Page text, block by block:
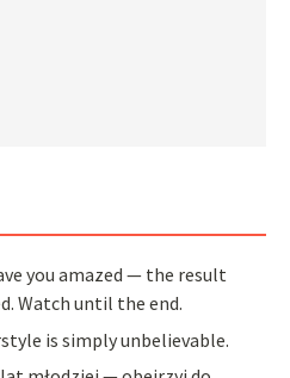
you amazed — the result
Watch until the end.
is simply unbelievable.